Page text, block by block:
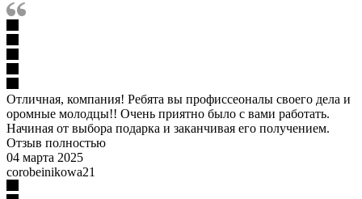
Отличная, компания! Ребята вы профиссеоналы своего дела и
оромные молодцы!! Очень приятно было с вами работать.
Начиная от выбора подарка и заканчивая его получением.
Отзыв полностью
04 марта 2025
corobeinikowa21